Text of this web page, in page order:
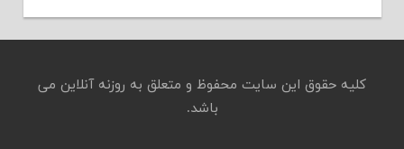
کلیه حقوق این سایت محفوظ و متعلق به روزنه آنلاین می
باشد.